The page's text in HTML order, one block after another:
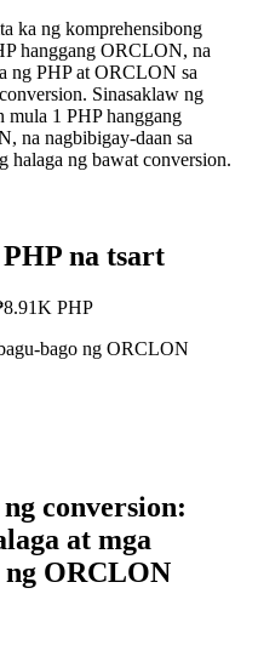
ka ng komprehensibong
hanggang ORCLON, na
ng PHP at ORCLON sa
Sinasaklaw ng
mula 1 PHP hanggang
na nagbibigay-daan sa
halaga ng bawat conversion.
na tsart
PHP
bago ng ORCLON
conversion:
at mga
ng ORCLON